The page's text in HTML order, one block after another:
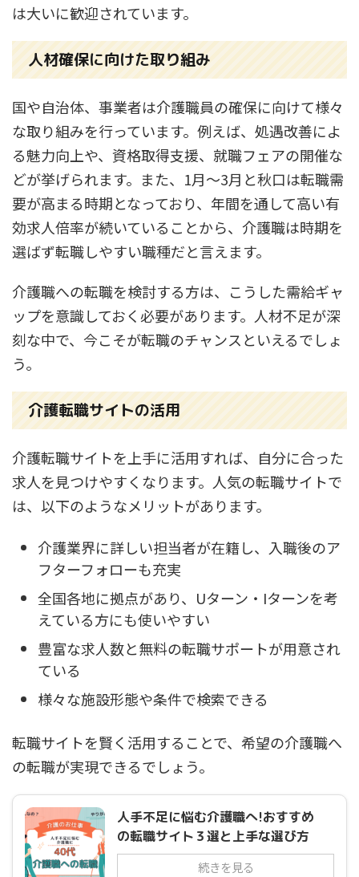
は大いに歓迎されています。
人材確保に向けた取り組み
国や自治体、事業者は介護職員の確保に向けて様々
な取り組みを行っています。例えば、処遇改善によ
る魅力向上や、資格取得支援、就職フェアの開催な
どが挙げられます。また、1月～3月と秋口は転職需
要が高まる時期となっており、年間を通して高い有
効求人倍率が続いていることから、介護職は時期を
選ばず転職しやすい職種だと言えます。
介護職への転職を検討する方は、こうした需給ギャ
ップを意識しておく必要があります。人材不足が深
刻な中で、今こそが転職のチャンスといえるでしょ
う。
介護転職サイトの活用
介護転職サイトを上手に活用すれば、自分に合った
求人を見つけやすくなります。人気の転職サイトで
は、以下のようなメリットがあります。
介護業界に詳しい担当者が在籍し、入職後のア
フターフォローも充実
全国各地に拠点があり、Uターン・Iターンを考
えている方にも使いやすい
豊富な求人数と無料の転職サポートが用意され
ている
様々な施設形態や条件で検索できる
転職サイトを賢く活用することで、希望の介護職へ
の転職が実現できるでしょう。
人手不足に悩む介護職へ!おすすめ
の転職サイト３選と上手な選び方
続きを見る